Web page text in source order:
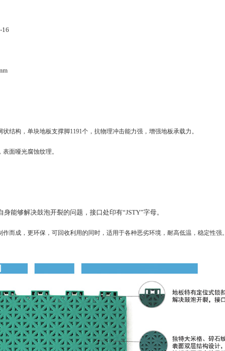
16
结构，单块地板支撑脚1191个，抗物理冲击能力强，增强地板承载力。
面哑光腐蚀纹理。
能够解决鼓泡开裂的问题，接口处印有“JSTY”字母。
而成，更环保，可回收利用的同时，适用于各种恶劣环境，耐高低温，稳定性强。